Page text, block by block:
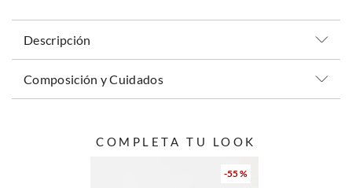
Descripción
Composición y Cuidados
COMPLETA TU LOOK
-55 %